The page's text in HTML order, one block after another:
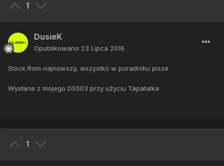
1
DusieK
Opublikowano 23 Lipca 2016
Stock Rom najnowszy, wszystko w poradniku pisze
Wysłane z mojego D5503 przy użyciu Tapatalka
1